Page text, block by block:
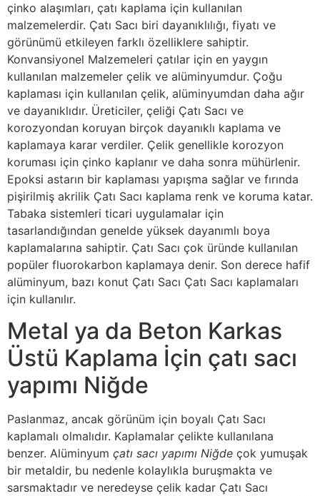
çinko alaşımları, çatı kaplama için kullanılan
malzemelerdir. Çatı Sacı biri dayanıklılığı, fiyatı ve
görünümü etkileyen farklı özelliklere sahiptir.
Konvansiyonel Malzemeleri çatılar için en yaygın
kullanılan malzemeler çelik ve alüminyumdur. Çoğu
kaplaması için kullanılan çelik, alüminyumdan daha ağır
ve dayanıklıdır. Üreticiler, çeliği Çatı Sacı ve
korozyondan koruyan birçok dayanıklı kaplama ve
kaplamaya karar verdiler. Çelik genellikle korozyon
koruması için çinko kaplanır ve daha sonra mühürlenir.
Epoksi astarın bir kaplaması yapışma sağlar ve fırında
pişirilmiş akrilik Çatı Sacı kaplama renk ve koruma katar.
Tabaka sistemleri ticari uygulamalar için
tasarlandığından genelde yüksek dayanımlı boya
kaplamalarına sahiptir. Çatı Sacı çok üründe kullanılan
popüler fluorokarbon kaplamaya denir. Son derece hafif
alüminyum, bazı konut Çatı Sacı Çatı Sacı kaplamaları
için kullanılır.
Metal ya da Beton Karkas
Üstü Kaplama İçin çatı sacı
yapımı Niğde
Paslanmaz, ancak görünüm için boyalı Çatı Sacı
kaplamalı olmalıdır. Kaplamalar çelikte kullanılana
benzer. Alüminyum çatı sacı yapımı Niğde çok yumuşak
bir metaldir, bu nedenle kolaylıkla buruşmakta ve
sarsmaktadır ve neredeyse çelik kadar Çatı Sacı